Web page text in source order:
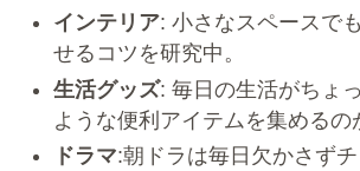
インテリア: 小さなスペースで
せるコツを研究中。
生活グッズ: 毎日の生活がちょ
ような便利アイテムを集めるの
ドラマ:朝ドラは毎日欠かさず